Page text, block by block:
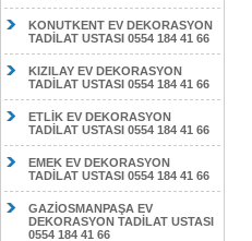
KONUTKENT EV DEKORASYON
TADİLAT USTASI 0554 184 41 66
KIZILAY EV DEKORASYON
TADİLAT USTASI 0554 184 41 66
ETLİK EV DEKORASYON
TADİLAT USTASI 0554 184 41 66
EMEK EV DEKORASYON
TADİLAT USTASI 0554 184 41 66
GAZİOSMANPAŞA EV
DEKORASYON TADİLAT USTASI
0554 184 41 66